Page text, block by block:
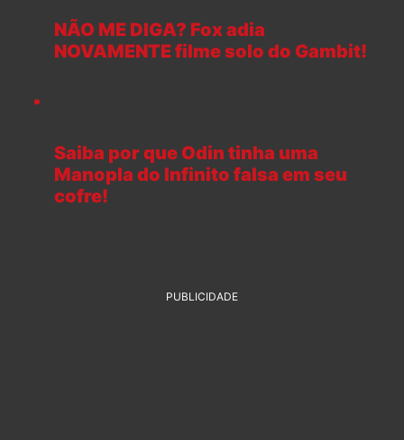
NÃO ME DIGA? Fox adia
NOVAMENTE filme solo do Gambit!
Saiba por que Odin tinha uma
Manopla do Infinito falsa em seu
cofre!
PUBLICIDADE